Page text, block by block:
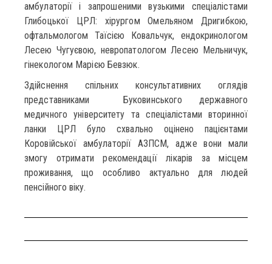
амбулаторії і запрошеними вузькими спеціалістами
Глибоцької ЦРЛ: хірургом Омельяном Дригибкою,
офтальмологом Таїсією Ковальчук, ендокринологом
Лесею Чугуєвою, невропатологом Лесею Мельничук,
гінекологом Марією Бевзюк.
Здійснення спільних консультативних оглядів
представниками Буковинського державного
медичного університету та спеціалістами вторинної
ланки ЦРЛ було схвально оцінено пацієнтами
Коровійської амбулаторії АЗПСМ, адже вони мали
змогу отримати рекомендації лікарів за місцем
проживання, що особливо актуально для людей
пенсійного віку.